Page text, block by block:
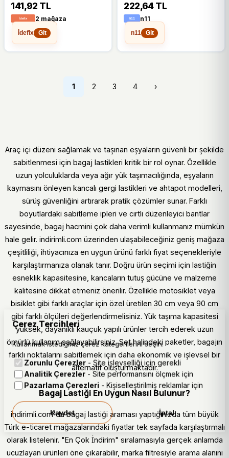
141,92 TL
2 mağaza
İdefix
Git
222,64 TL
n11
n11
Git
1 2 3 4 ›
Araç içi düzeni sağlamak ve taşınan eşyaların güvenli bir şekilde
sabitlenmesi için bagaj lastikleri kritik bir rol oynar. Özellikle
uzun yolculuklarda veya ağır yük taşımacılığında, eşyaların
kaymasını önleyen kancalı gergi lastikleri ve ahtapot modelleri,
sürüş güvenliğini artırarak pratik çözümler sunar. Farklı
boyutlardaki sabitleme ipleri ve cırtlı düzenleyici bantlar
sayesinde, bagaj hacmini çok daha verimli kullanmanız mümkün
hale gelir. indirimli.com üzerinden ulaşabileceğiniz geniş mağaza
çeşitliliği, ihtiyacınıza en uygun ürünü farklı fiyat seçenekleriyle
karşılaştırmanıza olanak tanır. Doğru ürün seçimi için lastiğin
esneklik kapasitesine, kancaların tutuş gücüne ve malzeme
kalitesine dikkat etmeniz önerilir. Özellikle motosiklet veya
bisiklet gibi farklı araçlar için özel üretilen 30 cm veya 90 cm
gibi farklı ölçüleri değerlendirmelisiniz. Yük taşıma kapasitesi
yüksek, dayanıklı kauçuk yapılı ürünler tercih ederek uzun
ömürlü kullanım sağlayabilirsiniz. Set halindeki paketler, bagajın
farklı noktalarını sabitlemek için daha ekonomik ve işlevsel bir
alternatif oluşturmaktadır.
Bagaj Lastiği En Uygun Nasıl Bulunur?
indirimli.com'da bagaj lastiği araması yaptığınızda tüm büyük
Türk e-ticaret mağazalarındaki fiyatlar tek sayfada karşılaştırmalı
olarak listelenir. "En Çok İndirim" sıralamasıyla gerçek anlamda
ucuzlayan ürünleri öne çıkarabilir, marka filtresiyle arama alanını
Çerez Tercihleri
Kullanmak istediğiniz çerez kategorilerini seçin.
Zorunlu Çerezler - Site işlevselliği için gerekli
Analitik Çerezler - Site performansını ölçmek için
Pazarlama Çerezleri - Kişiselleştirilmiş reklamlar için
Kaydet İptal